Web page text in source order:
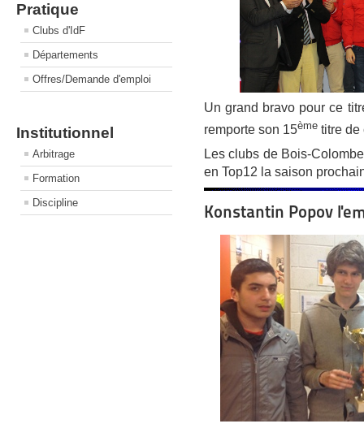
Pratique
Clubs d'IdF
Départements
Offres/Demande d'emploi
Institutionnel
Arbitrage
Formation
Discipline
Un grand bravo pour ce
remporte son 15èmetitre de
Les clubs de Bois-
en Top12 la saison
Konstantin Popov